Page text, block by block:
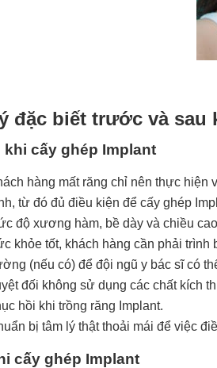
đặc biết trước và sau
cấy ghép Implant
hàng mất răng chỉ nên thực
từ đó đủ điều kiện để cấy ghép
độ xương hàm, bề dày và chiều
khỏe tốt, khách hàng cần phải
(nếu có) để đội ngũ y bác sĩ có
đối không sử dụng các chất kích
hồi khi trồng răng Implant.
bị tâm lý thật thoải mái để việc
cấy ghép Implant